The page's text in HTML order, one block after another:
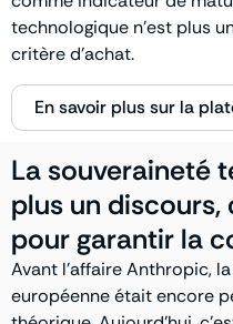
technologique n’est plus
critère d’achat.
En savoir plus sur la
La souveraineté
plus un
pour garantir la
Avant l’affaire Anthropic,
européenne était encore